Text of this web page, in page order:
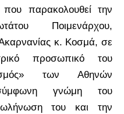
που παρακολουθεί την
Ποιμενάρχου,
κ. Κοσμά, σε
προσωπικό του
των Αθηνών
γνώμη του
του και την